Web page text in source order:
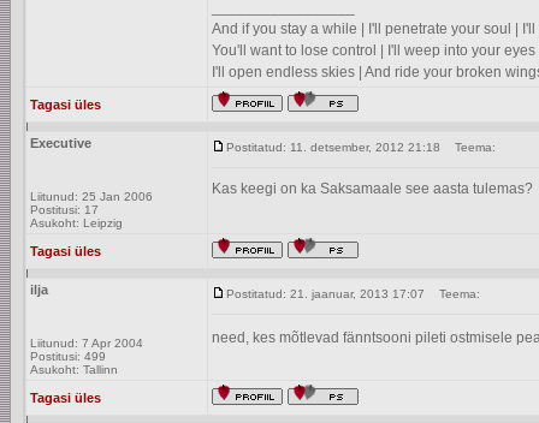
And if you stay a while | I'll penetrate your soul |
You'll want to lose control | I'll weep into your
I'll open endless skies | And ride your broken
Tagasi üles
Executive
Liitunud: 25 Jan 2006
Postitusi: 17
Asukoht: Leipzig
Postitatud: 11. detsember, 2012 21:18 Teema:
Kas keegi on ka Saksamaale see aasta tulemas?
Tagasi üles
ilja
Liitunud: 7 Apr 2004
Postitusi: 499
Asukoht: Tallinn
Postitatud: 21. jaanuar, 2013 17:07 Teema:
need, kes mõtlevad fänntsooni pileti ostmisele
Tagasi üles